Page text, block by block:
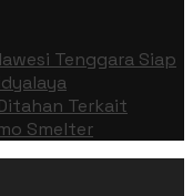
Tenggara Siap
Terkait
Smelter